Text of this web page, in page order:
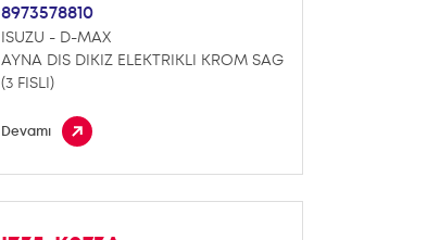
8973578810
ISUZU - D-MAX
AYNA DIS DIKIZ ELEKTRIKLI KROM SAG
(3 FISLI)
Devamı